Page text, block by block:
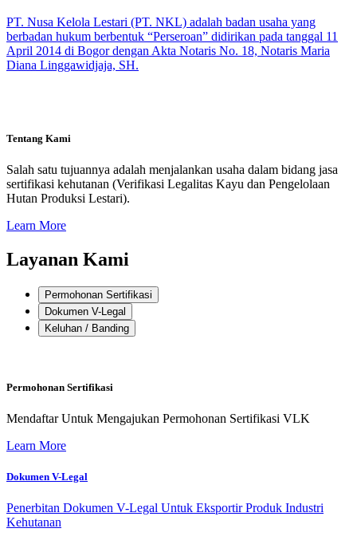
PT. Nusa Kelola Lestari (PT. NKL) adalah badan usaha yang
berbadan hukum berbentuk “Perseroan” didirikan pada tanggal 11
April 2014 di Bogor dengan Akta Notaris No. 18, Notaris Maria
Diana Linggawidjaja, SH.
Tentang Kami
Salah satu tujuannya adalah menjalankan usaha dalam bidang jasa
sertifikasi kehutanan (Verifikasi Legalitas Kayu dan Pengelolaan
Hutan Produksi Lestari).
Learn More
Layanan Kami
Permohonan Sertifikasi
Dokumen V-Legal
Keluhan / Banding
Permohonan Sertifikasi
Mendaftar Untuk Mengajukan Permohonan Sertifikasi VLK
Learn More
Dokumen V-Legal
Penerbitan Dokumen V-Legal Untuk Eksportir Produk Industri
Kehutanan